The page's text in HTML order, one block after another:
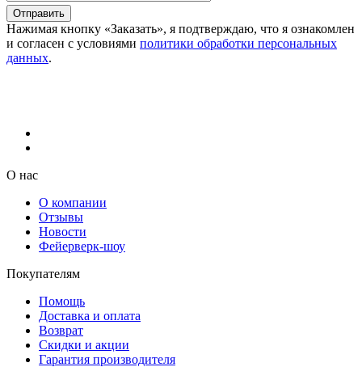
Отправить
Нажимая кнопку «Заказать», я подтверждаю, что я ознакомлен
и согласен с условиями политики обработки персональных
данных.
О нас
О компании
Отзывы
Новости
Фейерверк-шоу
Покупателям
Помощь
Доставка и оплата
Возврат
Скидки и акции
Гарантия производителя